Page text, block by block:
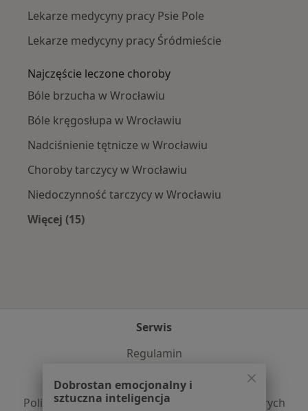
Lekarze medycyny pracy Psie Pole
Lekarze medycyny pracy Śródmieście
Najczęście leczone choroby
Bóle brzucha w Wrocławiu
Bóle kręgosłupa w Wrocławiu
Nadciśnienie tętnicze w Wrocławiu
Choroby tarczycy w Wrocławiu
Niedoczynność tarczycy w Wrocławiu
Więcej (15)
Serwis
Regulamin
Polityka prywatności profesjonalistów
Polityka prywatności dla profesjonalistów, których
Dobrostan emocjonalny i
sztuczna inteligencja